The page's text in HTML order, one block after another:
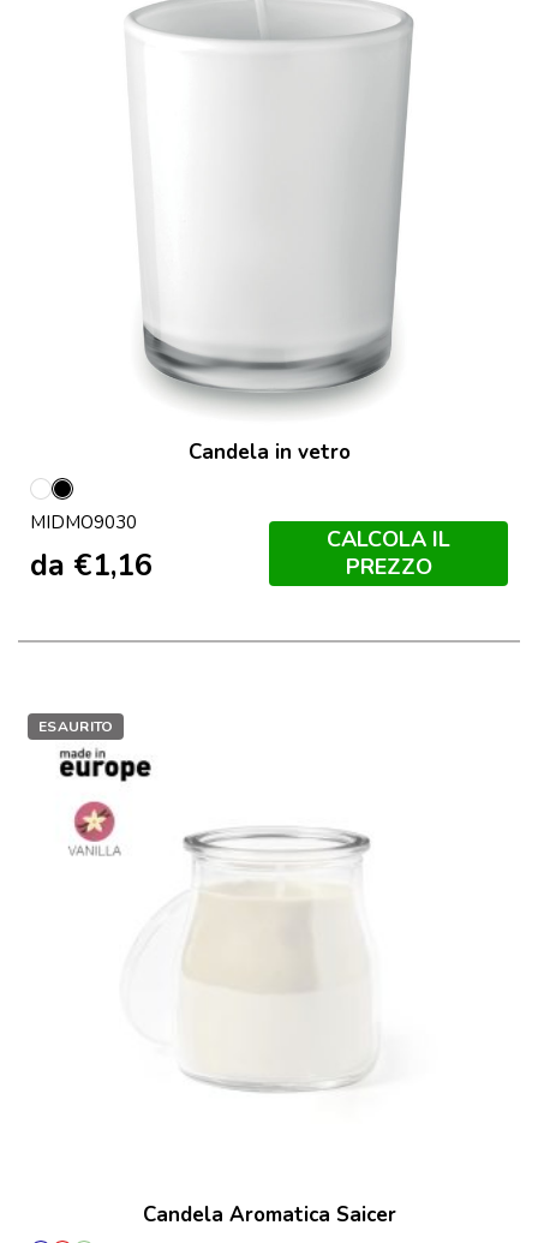
Candela in vetro
Bianco
Nero
MIDMO9030
da €1,16
CALCOLA IL
PREZZO
ESAURITO
Candela Aromatica Saicer